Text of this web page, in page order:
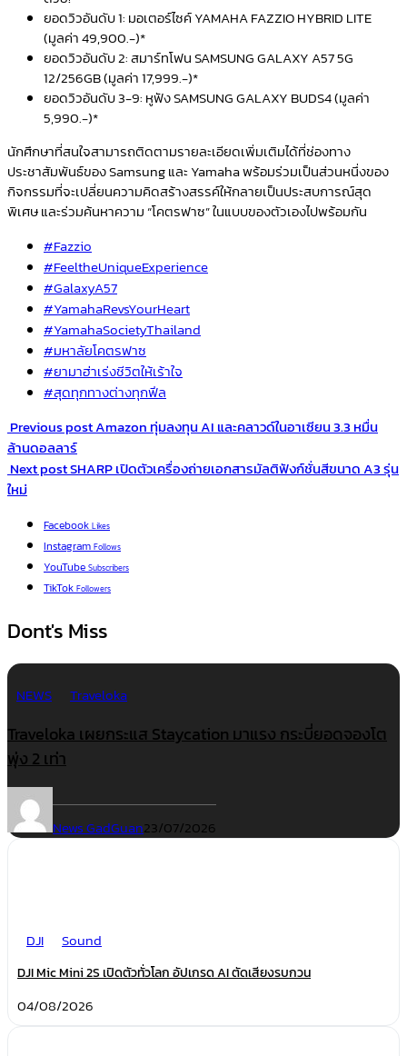
ยอดวิวอันดับ 1: มอเตอร์ไซค์ YAMAHA FAZZIO HYBRID LITE
(มูลค่า 49,900.-)*
ยอดวิวอันดับ 2: สมาร์ทโฟน SAMSUNG GALAXY A57 5G
12/256GB (มูลค่า 17,999.-)*
ยอดวิวอันดับ 3-9: หูฟัง SAMSUNG GALAXY BUDS4 (มูลค่า
5,990.-)*
นักศึกษาที่สนใจสามารถติดตามรายละเอียดเพิ่มเติมได้ที่ช่องทาง
ประชาสัมพันธ์ของ Samsung และ Yamaha พร้อมร่วมเป็นส่วนหนึ่งของ
กิจกรรมที่จะเปลี่ยนความคิดสร้างสรรค์ให้กลายเป็นประสบการณ์สุด
พิเศษ และร่วมค้นหาความ “โคตรฟาซ” ในแบบของตัวเองไปพร้อมกัน
#Fazzio
#FeeltheUniqueExperience
#GalaxyA57
#YamahaRevsYourHeart
#YamahaSocietyThailand
#มหาลัยโคตรฟาซ
#ยามาฮ่าเร่งชีวิตให้เร้าใจ
#สุดทุกทางต่างทุกฟีล
Previous postAmazon ทุ่มลงทุน AI และคลาวด์ในอาเซียน 3.3 หมื่น
ล้านดอลลาร์
Next postSHARP เปิดตัวเครื่องถ่ายเอกสารมัลติฟังก์ชั่นสีขนาด A3 รุ่น
ใหม่
Facebook Likes
Instagram Follows
YouTube Subscribers
TikTok Followers
Dont's Miss
NEWS Traveloka
Traveloka เผยกระแส Staycation มาแรง กระบี่ยอดจองโต
พุ่ง 2 เท่า
News GadGuan23/07/2026
DJI Sound
DJI Mic Mini 2S เปิดตัวทั่วโลก อัปเกรด AI ตัดเสียงรบกวน
04/08/2026